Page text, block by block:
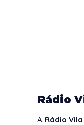
Rádio
A Rádio